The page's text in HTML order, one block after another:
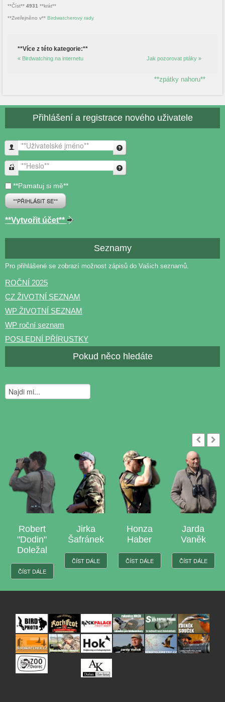
**Číst** 4931 **krát**
**Zveřejněno v** Birdwatcherovy rady
**Více z této kategorie:**
« Birdwatching na internetu Jak pozorovat ptáky »
**zpátky nahoru**
Přihlášení a registrace nového uživatele
**Uživatelské jméno**
**Heslo**
**Pamatuj si mě**
**PŘIHLÁSIT SE**
**Vytvořit účet**
Seznamy
Pro přihlášené se zobrazí možnost zápisů do Vašich seznamů.
ROČNÍ 2025
CZ ŽIVOTNÍ SEZNAM
WP ŽIVOTNÍ SEZNAM
WP roční seznam
POSLEDNÍ PŘÍRUSTKY
Pokud něco hledáte
Jirka
Šafránek
Honza
Haber
ČÍST DÁLE
Jarda
Vaněk
ČÍST DÁLE
Laďa
Jasso
ČÍST DÁLE